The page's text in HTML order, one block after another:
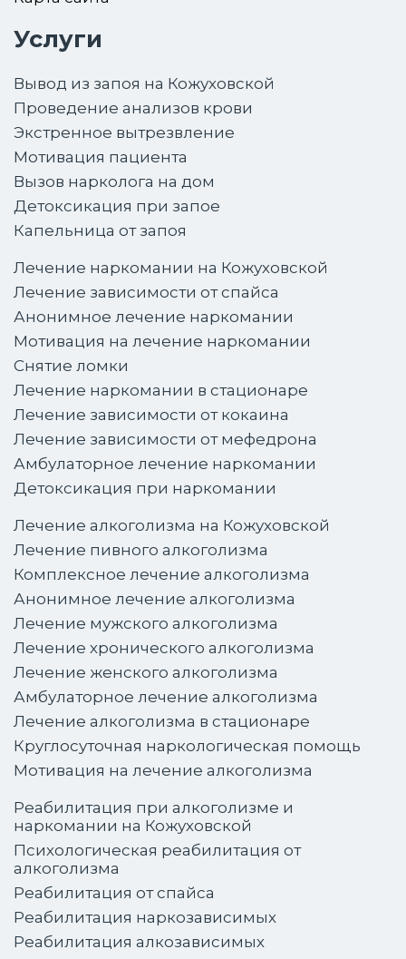
Услуги
Вывод из запоя на Кожуховской
Проведение анализов крови
Экстренное вытрезвление
Мотивация пациента
Вызов нарколога на дом
Детоксикация при запое
Капельница от запоя
Лечение наркомании на Кожуховской
Лечение зависимости от спайса
Анонимное лечение наркомании
Мотивация на лечение наркомании
Снятие ломки
Лечение наркомании в стационаре
Лечение зависимости от кокаина
Лечение зависимости от мефедрона
Амбулаторное лечение наркомании
Детоксикация при наркомании
Лечение алкоголизма на Кожуховской
Лечение пивного алкоголизма
Комплексное лечение алкоголизма
Анонимное лечение алкоголизма
Лечение мужского алкоголизма
Лечение хронического алкоголизма
Лечение женского алкоголизма
Амбулаторное лечение алкоголизма
Лечение алкоголизма в стационаре
Круглосуточная наркологическая помощь
Мотивация на лечение алкоголизма
Реабилитация при алкоголизме и
наркомании на Кожуховской
Психологическая реабилитация от
алкоголизма
Реабилитация от спайса
Реабилитация наркозависимых
Реабилитация алкозависимых